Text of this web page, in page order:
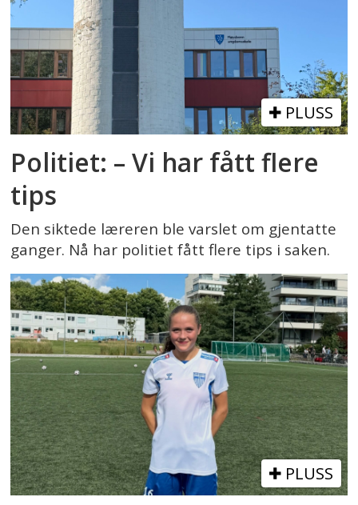
PLUSS
Politiet: – Vi har fått flere
tips
Den siktede læreren ble varslet om gjentatte
ganger. Nå har politiet fått flere tips i saken.
PLUSS